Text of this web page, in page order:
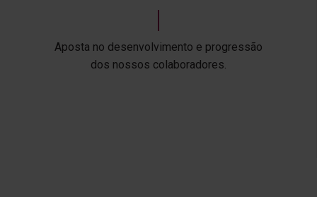
Aposta no desenvolvimento e progressão
dos nossos colaboradores.